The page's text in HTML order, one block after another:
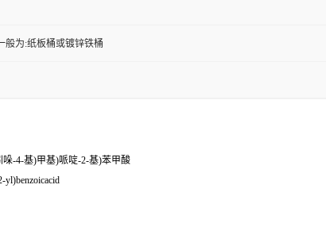
般为:纸板桶或镀锌铁桶
哚-4-基)甲基)哌啶-2-基)苯甲酸
yl)benzoicacid